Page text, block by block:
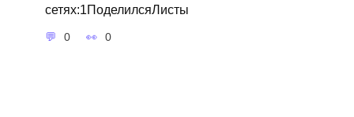
сетях:1ПоделилсяЛисты
0 0